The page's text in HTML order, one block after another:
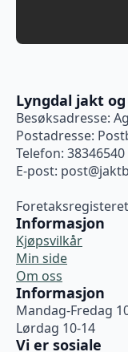
Lyngdal jakt
Besøksadresse:
Postadresse:
Telefon: 38346540
E-post:
Informasjon
Kjøpsvilkår
Min side
Om oss
Informasjon
Mandag-Fredag
Lørdag 10-14
Vi er sosiale